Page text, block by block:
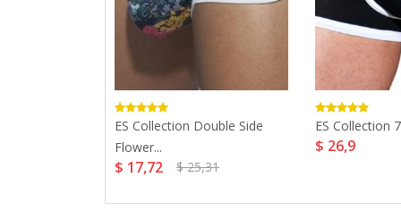
ES Collection Double Side
Flower...
$ 17,72 $ 25,31
ES Collection
$ 26,9